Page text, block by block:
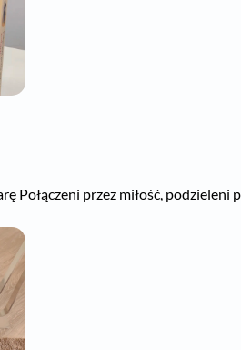
Połączeni przez miłość,